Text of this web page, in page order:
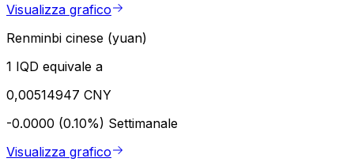
Visualizza grafico
Renminbi cinese (yuan)
1 IQD equivale a
0,00514947 CNY
-0.0000 (0.10%) Settimanale
Visualizza grafico